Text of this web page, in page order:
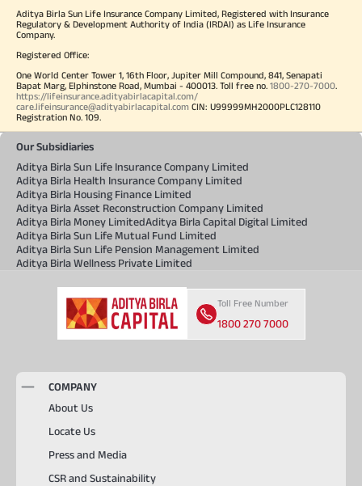
Aditya Birla Sun Life Insurance Company Limited, Registered with Insurance
Regulatory & Development Authority of India (IRDAI) as Life Insurance
Company.
Registered Office:
One World Center Tower 1, 16th Floor, Jupiter Mill Compound, 841, Senapati
Bapat Marg, Elphinstone Road, Mumbai - 400013. Toll free no. 1800-270-7000.
https://lifeinsurance.adityabirlacapital.com/
care.lifeinsurance@adityabirlacapital.com CIN: U99999MH2000PLC128110
Registration No. 109.
Our Subsidiaries
Aditya Birla Sun Life Insurance Company Limited
Aditya Birla Health Insurance Company Limited
Aditya Birla Housing Finance Limited
Aditya Birla Asset Reconstruction Company Limited
Aditya Birla Money LimitedAditya Birla Capital Digital Limited
Aditya Birla Sun Life Mutual Fund Limited
Aditya Birla Sun Life Pension Management Limited
Aditya Birla Wellness Private Limited
Toll Free Number
1800 270 7000
COMPANY
About Us
Locate Us
Press and Media
CSR and Sustainability